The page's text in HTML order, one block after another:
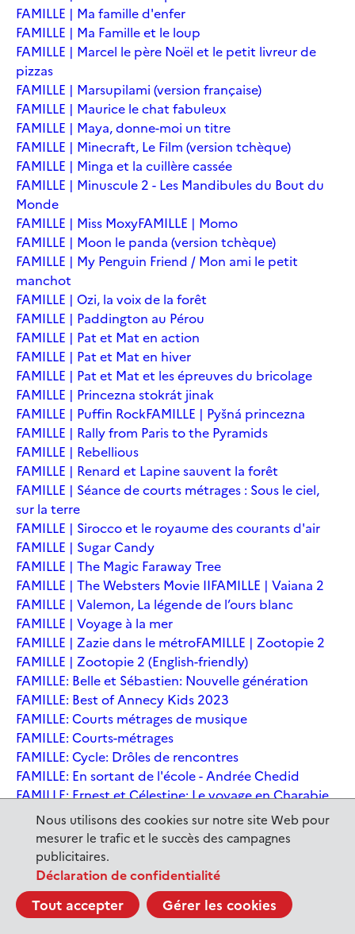
Nous utilisons des cookies sur notre site Web pour
mesurer le trafic et le succès des campagnes
publicitaires.
Déclaration de confidentialité
Tout accepter Gérer les cookies
FAMILLE | Ma famille d'enfer
FAMILLE | Ma Famille et le loup
FAMILLE | Marcel le père Noël et le petit livreur de
pizzas
FAMILLE | Marsupilami (version française)
FAMILLE | Maurice le chat fabuleux
FAMILLE | Maya, donne-moi un titre
FAMILLE | Minecraft, Le Film (version tchèque)
FAMILLE | Minga et la cuillère cassée
FAMILLE | Minuscule 2 - Les Mandibules du Bout du
Monde
FAMILLE | Miss MoxyFAMILLE | Momo
FAMILLE | Moon le panda (version tchèque)
FAMILLE | My Penguin Friend / Mon ami le petit
manchot
FAMILLE | Ozi, la voix de la forêt
FAMILLE | Paddington au Pérou
FAMILLE | Pat et Mat en action
FAMILLE | Pat et Mat en hiver
FAMILLE | Pat et Mat et les épreuves du bricolage
FAMILLE | Princezna stokrát jinak
FAMILLE | Puffin RockFAMILLE | Pyšná princezna
FAMILLE | Rally from Paris to the Pyramids
FAMILLE | Rebellious
FAMILLE | Renard et Lapine sauvent la forêt
FAMILLE | Séance de courts métrages : Sous le ciel,
sur la terre
FAMILLE | Sirocco et le royaume des courants d'air
FAMILLE | Sugar Candy
FAMILLE | The Magic Faraway Tree
FAMILLE | The Websters Movie IIFAMILLE | Vaiana 2
FAMILLE | Valemon, La légende de l’ours blanc
FAMILLE | Voyage à la mer
FAMILLE | Zazie dans le métroFAMILLE | Zootopie 2
FAMILLE | Zootopie 2 (English-friendly)
FAMILLE: Belle et Sébastien: Nouvelle génération
FAMILLE: Best of Annecy Kids 2023
FAMILLE: Courts métrages de musique
FAMILLE: Courts-métrages
FAMILLE: Cycle: Drôles de rencontres
FAMILLE: En sortant de l'école - Andrée Chedid
FAMILLE: Ernest et Célestine: Le voyage en Charabie
FAMILLE: Festival International du court métrage
Clermont-Ferrand
FAMILLE: Kina et Yuk, renards de la banquise
FAMILLE: La Pat' Patrouille : La Super Patrouille, le film
FAMILLE: Le dernier jaguarFAMILLE: Le Dirigeable volé
FAMILLE: Le Nid du TigreFAMILLE: Le Tableau